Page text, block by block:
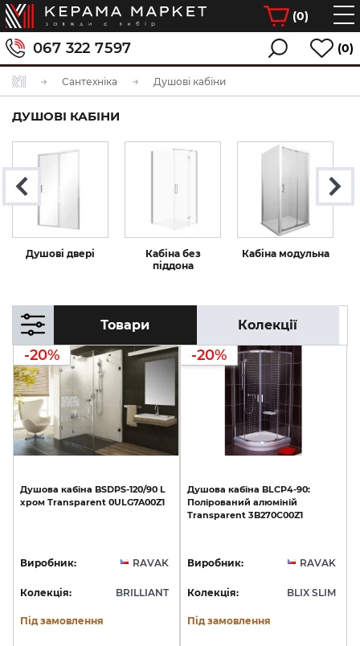
(0)
067 322 7597 (0)
Сантехніка Душові кабіни
ДУШОВІ КАБІНИ
Душові двері
Кабіна без
піддона
Кабіна модульна
Товари Колекції
-20%
Душова кабіна BSDPS-120/90 L
хром Transparent 0ULG7A00Z1
Виробник: RAVAK
Колекція: BRILLIANT
Під замовлення
-20%
Душова кабіна BLCP4-90:
Полірований алюміній
Transparent 3B270C00Z1
Виробник: RAVAK
Колекція: BLIX SLIM
Під замовлення